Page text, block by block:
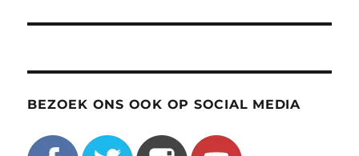
BEZOEK ONS OOK OP SOCIAL MEDIA